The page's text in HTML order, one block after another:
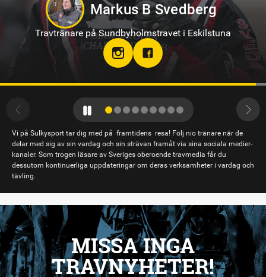
Tamara Skutnabb
Travtränare på Bergsåker
Vi på Sulkysport tar dig med på framtidens resa! Följ nio tränare när de
delar med sig av sin vardag och sin strävan framåt via sina sociala medier-
kanaler. Som trogen läsare av Sveriges oberoende travmedia får du
dessutom kontinuerliga uppdateringar om deras verksamheter i vardag och
tävling.
MISSA INGA
TRAVNYHETER!